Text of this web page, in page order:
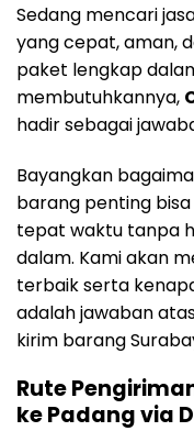
Sedang mencari
yang cepat, aman,
paket lengkap
membutuhkannya,
hadir sebagai
Bayangkan
barang penting
tepat waktu tanpa
dalam. Kami akan
terbaik serta
adalah jawaban
kirim barang
Rute
ke Padang via